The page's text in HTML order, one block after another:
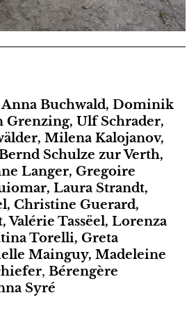
Anna Buchwald, Dominik
Grenzing, Ulf Schrader,
Milena Kalojanov,
Schulze zur Verth,
Langer, Gregoire
Laura Strandt,
Christine Guerard,
Tassëel, Lorenza
Torelli, Greta
Mainguy, Madeleine
, Bérengère
Syré